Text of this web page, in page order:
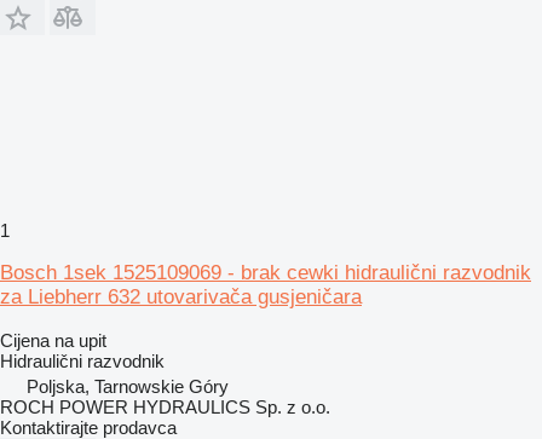
1
Bosch 1sek 1525109069 - brak cewki hidraulični razvodnik
za Liebherr 632 utovarivača gusjeničara
Cijena na upit
Hidraulični razvodnik
Poljska, Tarnowskie Góry
ROCH POWER HYDRAULICS Sp. z o.o.
Kontaktirajte prodavca